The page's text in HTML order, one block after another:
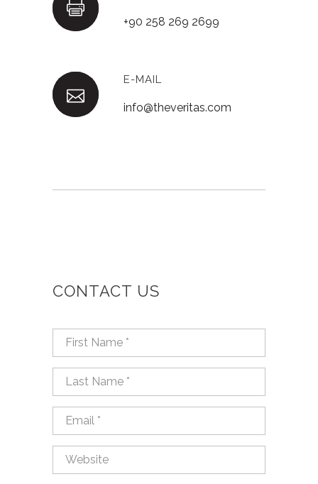
+90 258 269 2699
E-MAIL
info@theveritas.com
CONTACT US